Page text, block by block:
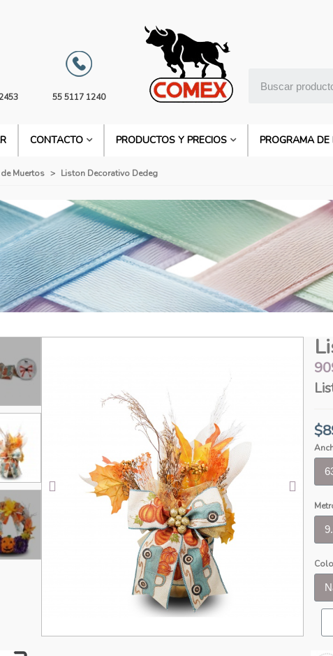
55 5117 1240
CONTACTO PRODUCTOS Y PRECIOS PROGRAMA DE
Muertos > Liston Decorativo Dedeg